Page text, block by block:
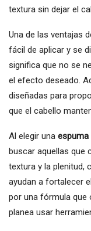
textura sin dejar el
Una de las ventajas
fácil de aplicar y se
significa que no se
el efecto deseado.
diseñadas para
que el cabello
Al elegir una espuma
buscar aquellas que
textura y la plenitud,
ayudan a fortalecer
por una fórmula que
planea usar